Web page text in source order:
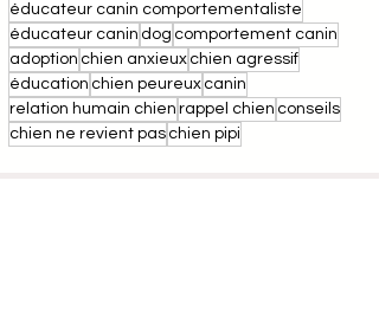
éducateur canin comportementaliste
éducateur canin dog comportement canin
adoption chien anxieux chien agressif
éducation chien peureux canin
relation humain chien rappel chien conseils
chien ne revient pas chien pipi